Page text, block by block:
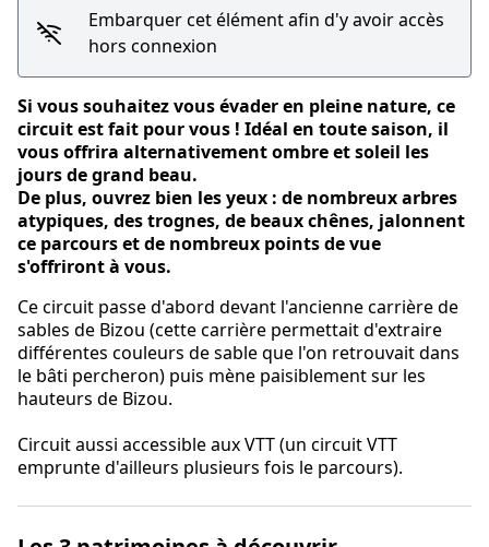
Embarquer cet élément afin d'y avoir accès
hors connexion
Si vous souhaitez vous évader en pleine nature, ce
circuit est fait pour vous ! Idéal en toute saison, il
vous offrira alternativement ombre et soleil les
jours de grand beau.
De plus, ouvrez bien les yeux : de nombreux arbres
atypiques, des trognes, de beaux chênes, jalonnent
ce parcours et de nombreux points de vue
s'offriront à vous.
Ce circuit passe d'abord devant l'ancienne carrière de
sables de Bizou (cette carrière permettait d'extraire
différentes couleurs de sable que l'on retrouvait dans
le bâti percheron) puis mène paisiblement sur les
hauteurs de Bizou.
Circuit aussi accessible aux VTT (un circuit VTT
emprunte d'ailleurs plusieurs fois le parcours).